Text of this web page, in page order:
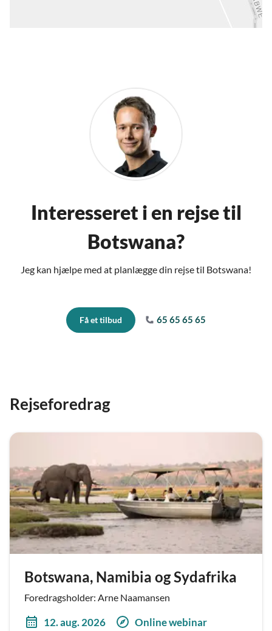
Interesseret i en rejse til
Botswana?
Jeg kan hjælpe med at planlægge din rejse til Botswana!
Få et tilbud 65 65 65 65
Rejseforedrag
Botswana, Namibia og Sydafrika
Foredragsholder: Arne Naamansen
12. aug. 2026 Online webinar